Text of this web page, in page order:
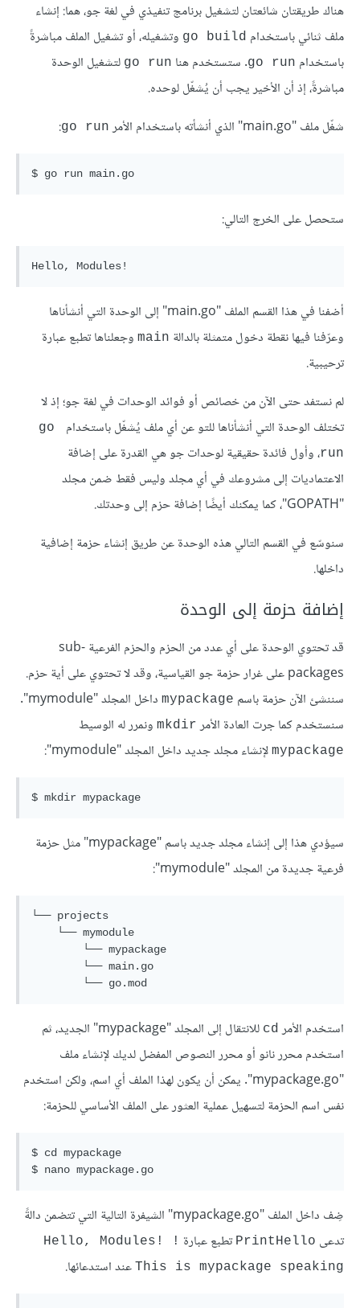
هناك طريقتان شائعتان لتشغيل برنامج تنفيذي في لغة جو، هما: إنشاء
ملف ثنائي باستخدام go build وتشغيله، أو تشغيل الملف مباشرةً
باستخدام go run. ستستخدم هنا go run لتشغيل الوحدة
مباشرةً، إذ أن الأخير يجب أن يُشغّل لوحده.
شغّل ملف "main.go" الذي أنشأته باستخدام الأمر
go run
:
ستحصل على الخرج التالي:
أضفنا في هذا القسم الملف "main.go" إلى الوحدة التي أنشأناها
وعرّفنا فيها نقطة دخول متمثلة بالدالة main وجعلناها تطبع عبارة
ترحيبية.
لم نستفد حتى الآن من خصائص أو فوائد الوحدات في لغة جو؛ إذ لا
تختلف الوحدة التي أنشأناها للتو عن أي ملف يُشغّل باستخدام
go
run، وأول فائدة حقيقية لوحدات جو هي القدرة على إضافة
الاعتماديات إلى مشروعك في أي مجلد وليس فقط ضمن مجلد
"GOPATH"، كما يمكنك أيضًا إضافة حزم إلى وحدتك.
سنوسّع في القسم التالي هذه الوحدة عن طريق إنشاء حزمة إضافية
داخلها.
إضافة حزمة إلى الوحدة
قد تحتوي الوحدة على أي عدد من الحزم والحزم الفرعية sub-
packages على غرار حزمة جو القياسية، وقد لا تحتوي على أية حزم.
سننشئ الآن حزمة باسم mypackage
داخل المجلد "mymodule".
سنستخدم كما جرت العادة الأمر mkdir ونمرر له الوسيط
mypackage لإنشاء مجلد جديد داخل المجلد "mymodule":
سيؤدي هذا إلى إنشاء مجلد جديد باسم "mypackage" مثل حزمة
فرعية جديدة من المجلد "mymodule":
└── projects
استخدم الأمر cd
للانتقال إلى المجلد "mypackage" الجديد، ثم
استخدم محرر نانو أو محرر النصوص المفضل لديك لإنشاء ملف
"mypackage.go". يمكن أن يكون لهذا الملف أي اسم، ولكن استخدم
نفس اسم الحزمة لتسهيل عملية العثور على الملف الأساسي للحزمة:
$ cd mypackage
ضِف داخل الملف "mypackage.go" الشيفرة التالية التي تتضمن دالةً
تدعى PrintHello تطبع عبارة
!Hello, Modules!
This is mypackage speaking عند استدعائها.